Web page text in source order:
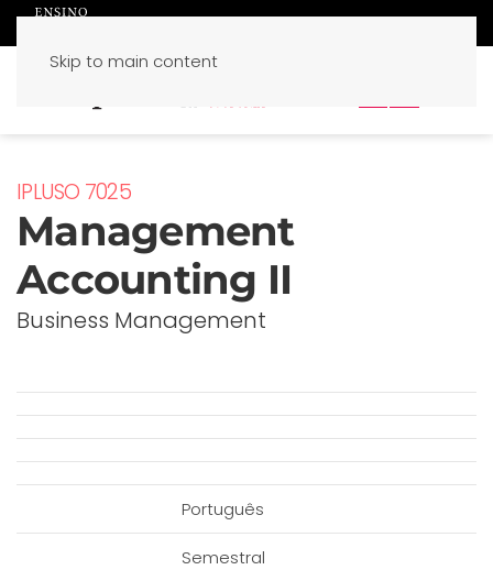
Skip to main content
IPLUSO 7025
Management
Accounting II
Business Management
Português
Semestral